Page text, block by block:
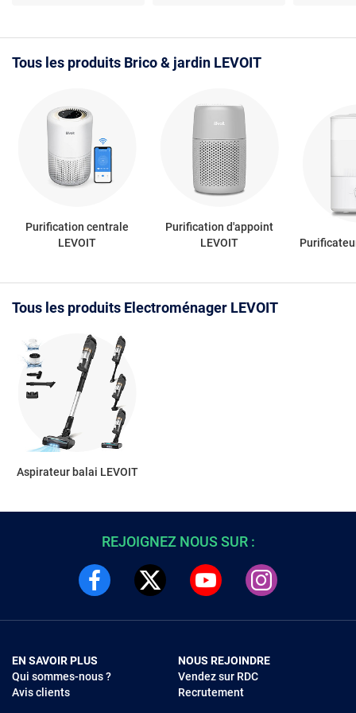
Tous les produits Brico & jardin LEVOIT
Purification centrale
LEVOIT
Purification d'appoint
LEVOIT
Tous les produits Electroménager LEVOIT
Aspirateur balai LEVOIT
REJOIGNEZ NOUS SUR :
EN SAVOIR PLUS
Qui sommes-nous ?
Avis clients
NOUS REJOINDRE
Vendez sur RDC
Recrutement